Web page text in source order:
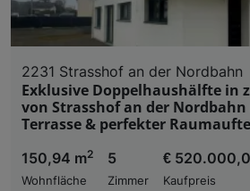
2231 Strasshof an der Nordbahn
Exklusive Doppelhaushälfte in
von Strasshof an der
Terrasse & perfekter
150,94 m2
Wohnfläche
5
Zimmer
€
Kaufpreis